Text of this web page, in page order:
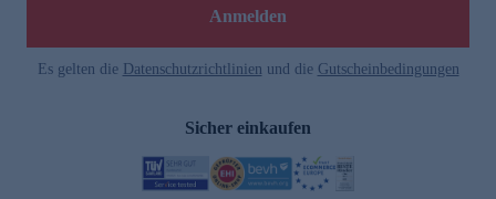
Anmelden
Es gelten die Datenschutzrichtlinien und die Gutscheinbedingungen
Sicher einkaufen